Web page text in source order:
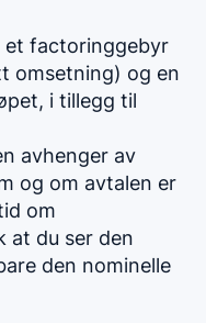
et factoringgebyr
omsetning) og en
i tillegg til
avhenger av
og om avtalen er
om
at du ser den
den nominelle